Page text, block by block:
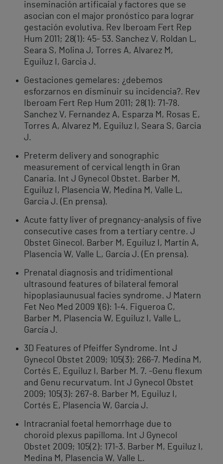
inseminación artificaial y factores que se
asocian con el major pronóstico para lograr
gestación evolutiva. Rev Iberoam Fert Rep
Hum 2011; 28(1): 45- 53. Sanchez V, Roldan L,
Seara S, Molina J, Torres A, Alvarez M,
Eguiluz I, Garcia J.
Gestaciones gemelares: ¿debemos
esforzarnos en disminuir su incidencia?. Rev
Iberoam Fert Rep Hum 2011; 28(1): 71-78.
Sanchez V, Fernandez A, Esparza M, Rosas E,
Torres A, Alvarez M, Eguiluz I, Seara S, Garcia
J.
Preterm delivery and sonographic
measurement of cervical length in Gran
Canaria. Int J Gynecol Obstet. Barber M,
Eguiluz I, Plasencia W, Medina M, Valle L,
Garcia J. (En prensa).
Acute fatty liver of pregnancy-analysis of five
consecutive cases from a tertiary centre. J
Obstet Ginecol. Barber M, Eguiluz I, Martín A,
Plasencia W, Valle L, García J. (En prensa).
Prenatal diagnosis and tridimentional
ultrasound features of bilateral femoral
hipoplasiaunusual facies syndrome. J Matern
Fet Neo Med 2009 1(6): 1-4. Figueroa C,
Barber M, Plasencia W, Eguiluz I, Valle L,
García J.
3D Features of Pfeiffer Syndrome. Int J
Gynecol Obstet 2009; 105(3): 266-7. Medina M,
Cortés E, Eguiluz I, Barber M. 7. -Genu flexum
and Genu recurvatum. Int J Gynecol Obstet
2009; 105(3): 267-8. Barber M, Eguiluz I,
Cortés E, Plasencia W, García J.
Intracranial foetal hemorrhage due to
choroid plexus papilloma. Int J Gynecol
Obstet 2009; 105(2): 171-3. Barber M, Eguiluz I,
Medina M, Plasencia W, Valle L.